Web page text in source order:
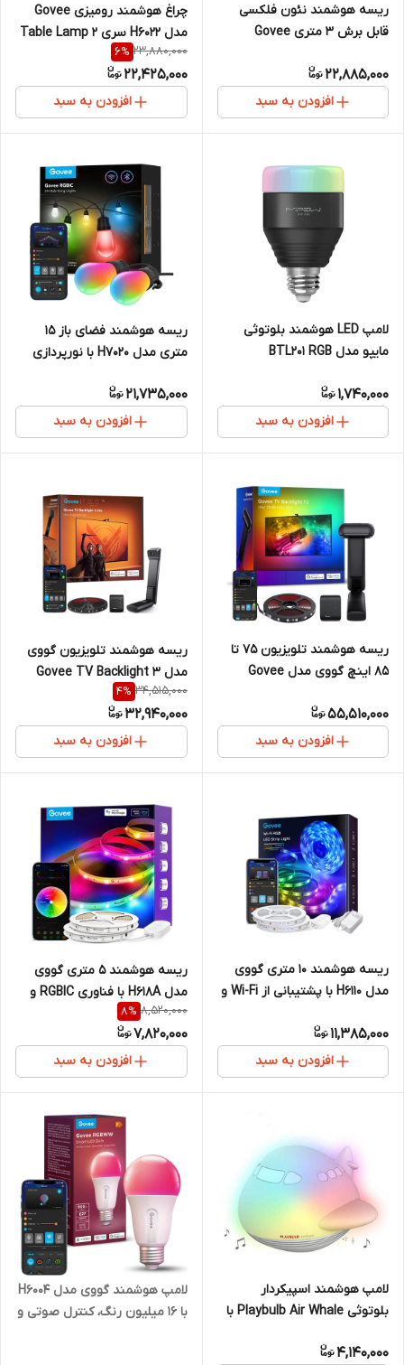
ریسه هوشمند نئون فلکسی
قابل برش 3 متری Govee
22,885,000
افزودن به سبد
چراغ هوشمند رومیزی Govee
مدل H6022 سری Table Lamp 2
صوتی
23,880,000
6%
22,425,000
افزودن به سبد
لامپ LED هوشمند بلوتوثی
مایپو مدل BTL201 RGB
1,740,000
افزودن به سبد
ریسه هوشمند فضای باز ۱۵
متری مدل H7020 با نورپردازی
21,735,000
افزودن به سبد
ریسه هوشمند تلویزیون 75 تا
85 اینچ گووی مدل Govee
55,510,000
افزودن به سبد
ریسه هوشمند تلویزیون گووی
مدل Govee TV Backlight 3
Lite H6099 (55-65 اینچ)
34,515,000
4%
32,940,000
افزودن به سبد
ریسه هوشمند 10 متری گووی
مدل H6110 با پشتیبانی از Wi-Fi و
11,385,000
افزودن به سبد
ریسه هوشمند 5 متری گووی
مدل H618A با فناوری RGBIC و
Wi-Fi
8,520,000
8%
7,820,000
افزودن به سبد
لامپ هوشمند اسپیکردار
بلوتوثی Playbulb Air Whale با
4,140,000
لامپ هوشمند گووی مدل H6004
با ۱۶ میلیون رنگ، کنترل صوتی و